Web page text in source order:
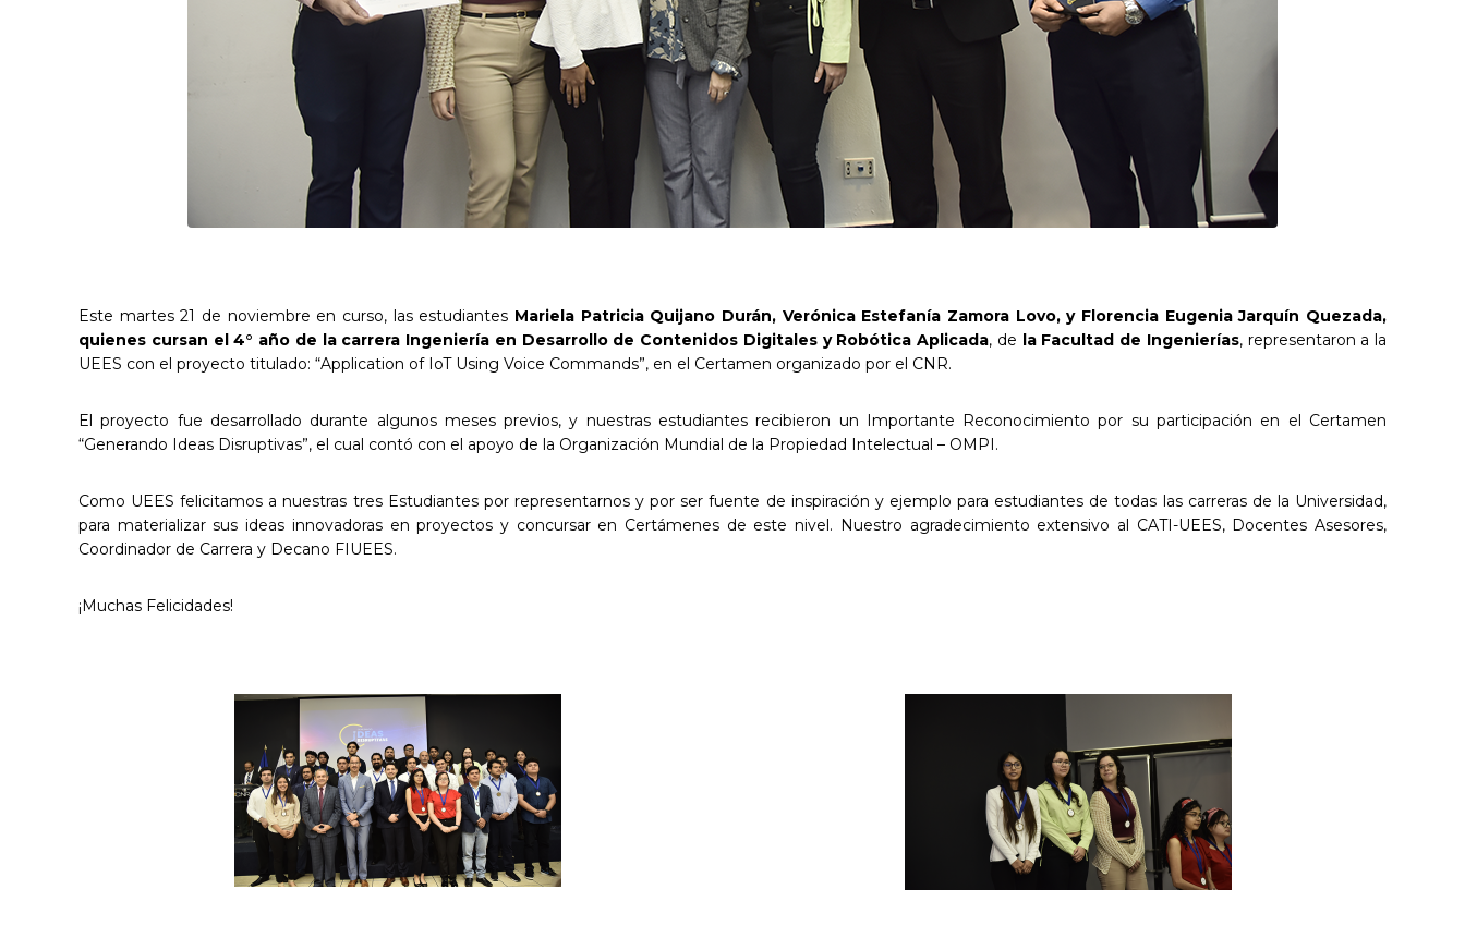
Este martes 21 de noviembre en curso, las estudiantes Mariela Patricia Quijano Durán, Verónica Estefanía Zamora Lovo, y Florencia Eugenia Jarquín Quezada,
quienes cursan el 4° año de la carrera Ingeniería en Desarrollo de Contenidos Digitales y Robótica Aplicada, de la Facultad de Ingenierías, representaron a la
UEES con el proyecto titulado: “Application of IoT Using Voice Commands”, en el Certamen organizado por el CNR.
El proyecto fue desarrollado durante algunos meses previos, y nuestras estudiantes recibieron un Importante Reconocimiento por su participación en el Certamen
“Generando Ideas Disruptivas”, el cual contó con el apoyo de la Organización Mundial de la Propiedad Intelectual – OMPI.
Como UEES felicitamos a nuestras tres Estudiantes por representarnos y por ser fuente de inspiración y ejemplo para estudiantes de todas las carreras de la Universidad,
para materializar sus ideas innovadoras en proyectos y concursar en Certámenes de este nivel. Nuestro agradecimiento extensivo al CATI-UEES, Docentes Asesores,
Coordinador de Carrera y Decano FIUEES.
¡Muchas Felicidades!